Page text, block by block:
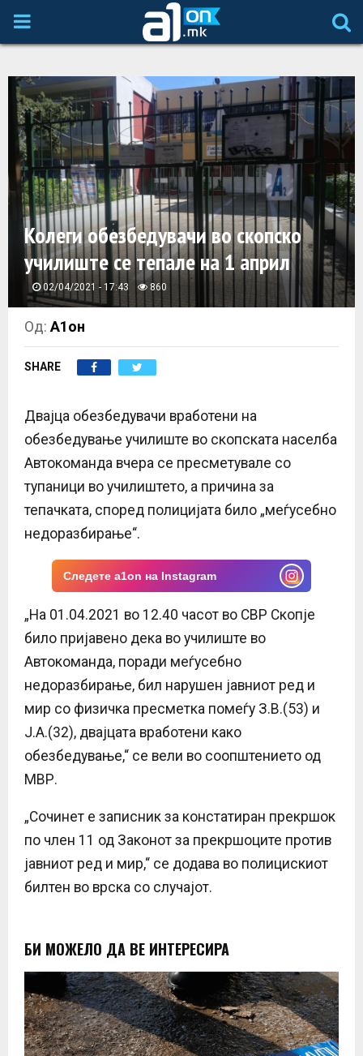
P
I
M
A
R
M
E
N
U
Колеги обезбедувачи во скопско
училиште се тепале на 1 април
02/04/2021 - 17:43 860
Од:А1он
SHARE
Двајца обезбедувачи вработени на
обезбедување училиште во скопската населба
Автокоманда вчера се пресметувале со
тупаници во училиштето, а причина за
тепачката, според полицијата било „меѓусебно
недоразбирање“.
Следете a1on на Instagram
„На 01.04.2021 во 12.40 часот во СВР Скопје
било пријавено дека во училиште во
Автокоманда, поради меѓусебно
недоразбирање, бил нарушен јавниот ред и
мир со физичка пресметка помеѓу З.В.(53) и
Ј.А.(32), двајцата вработени како
обезбедување,“ се вели во соопштението од
МВР.
„Сочинет е записник за констатиран прекршок
по член 11 од Законот за прекршоците против
јавниот ред и мир,“ се додава во полицискиот
билтен во врска со случајот.
БИ МОЖЕЛО ДА ВЕ ИНТЕРЕСИРА